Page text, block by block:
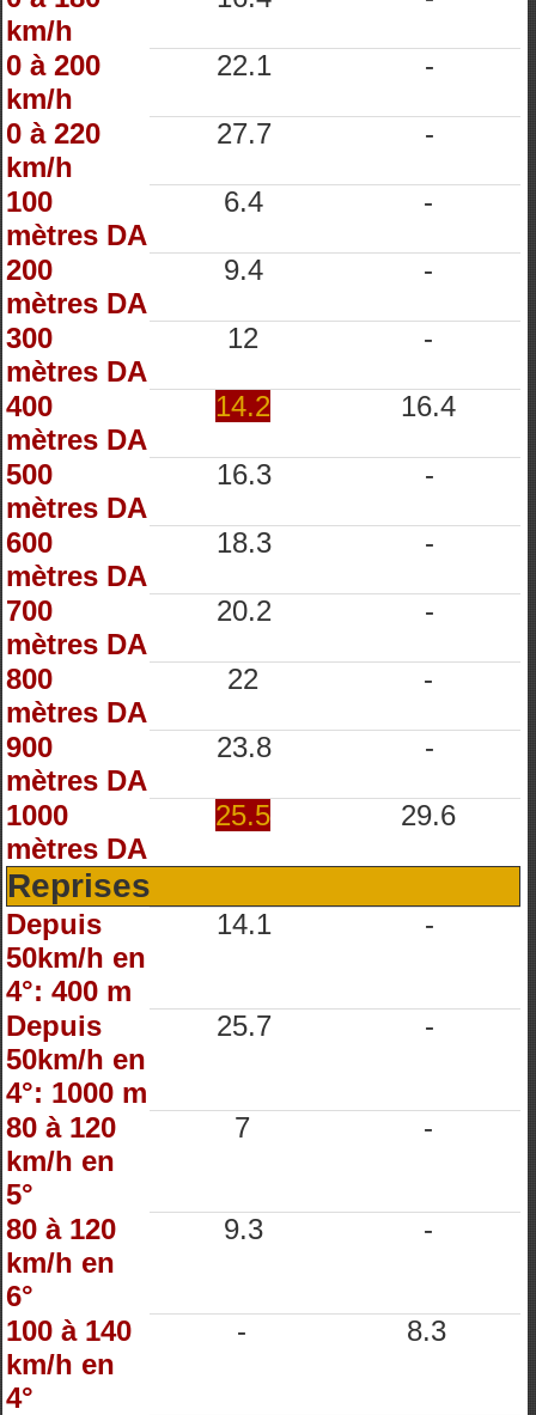
km/h
0 à 200
km/h
22.1 -
0 à 220
km/h
27.7 -
100
mètres DA
6.4 -
200
mètres DA
9.4 -
300
mètres DA
12 -
400
mètres DA
14.2 16.4
500
mètres DA
16.3 -
600
mètres DA
18.3 -
700
mètres DA
20.2 -
800
mètres DA
22 -
900
mètres DA
23.8 -
1000
mètres DA
25.5 29.6
Reprises
Depuis
50km/h en
4°: 400 m
14.1 -
Depuis
50km/h en
4°: 1000 m
25.7 -
80 à 120
km/h en
5°
7 -
80 à 120
km/h en
6°
9.3 -
100 à 140
km/h en
4°
- 8.3